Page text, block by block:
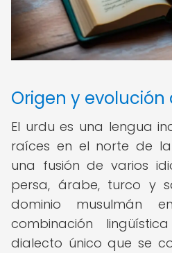
Origen y evolución
El urdu es una lengua
raíces en el norte de
una fusión de varios
persa, árabe, turco y
dominio musulmán
combinación
dialecto único que se